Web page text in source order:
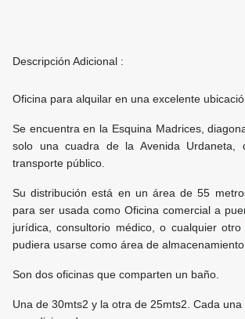
Descripción Adicional :
Oficina para alquilar en una excelente
Se encuentra en la Esquina Madrices,
solo una cuadra de la Avenida Urdaneta,
transporte público.
Su distribución está en un área de 55
para ser usada como Oficina comercial a
jurídica, consultorio médico, o cualquier otro
pudiera usarse como área de almacenamiento
Son dos oficinas que comparten un baño.
Una de 30mts2 y la otra de 25mts2. Cada una